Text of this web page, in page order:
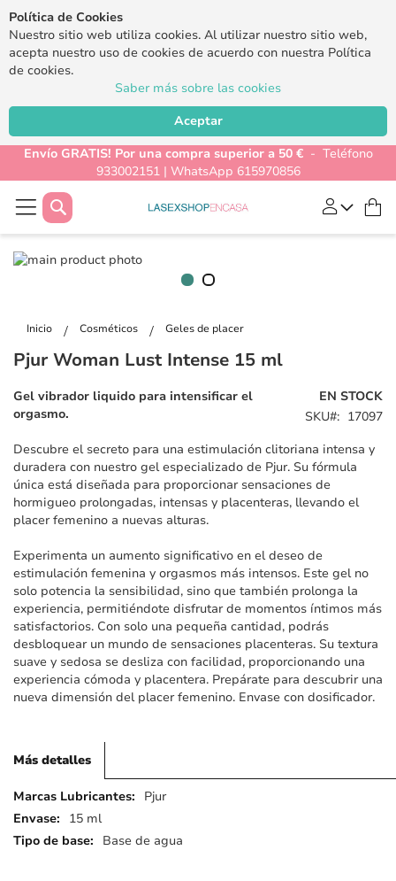
Política de Cookies
Nuestro sitio web utiliza cookies. Al utilizar nuestro sitio web,
acepta nuestro uso de cookies de acuerdo con nuestra Política
de cookies.
Saber más sobre las cookies
Aceptar
Envío GRATIS! Por una compra superior a 50 €- Teléfono
933002151 | WhatsApp 615970856
Buscar
Inicio Cosméticos Geles de placer
Saltar
de
de
galería
de
Pjur Woman Lust Intense 15 ml
EN STOCK
SKU
17097
Gel vibrador liquido para intensificar el
orgasmo.
Descubre el secreto para una estimulación clitoriana intensa y
duradera con nuestro gel especializado de Pjur. Su fórmula
única está diseñada para proporcionar sensaciones de
hormigueo prolongadas, intensas y placenteras, llevando el
placer femenino a nuevas alturas.
Experimenta un aumento significativo en el deseo de
estimulación femenina y orgasmos más intensos. Este gel no
solo potencia la sensibilidad, sino que también prolonga la
experiencia, permitiéndote disfrutar de momentos íntimos más
satisfactorios. Con solo una pequeña cantidad, podrás
desbloquear un mundo de sensaciones placenteras. Su textura
suave y sedosa se desliza con facilidad, proporcionando una
experiencia cómoda y placentera. Prepárate para descubrir una
nueva dimensión del placer femenino. Envase con dosificador.
Más detalles
Más
detalles
Pjur
15 ml
Base de agua